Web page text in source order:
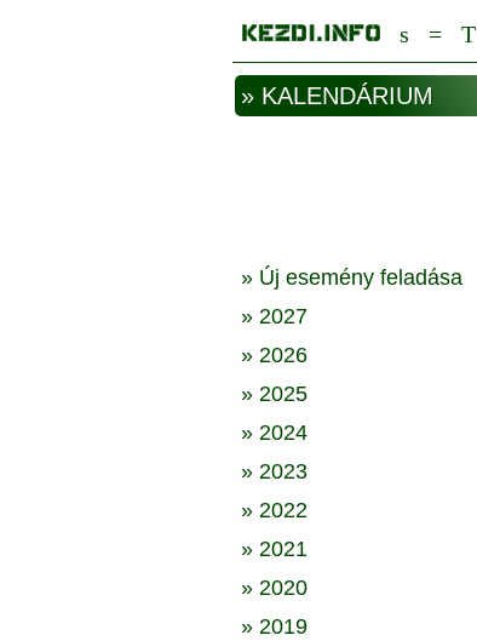
» KALENDÁRIUM
» Új esemény feladása
» 2027
» 2026
» 2025
» 2024
» 2023
» 2022
» 2021
» 2020
» 2019